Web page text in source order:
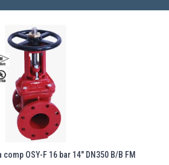
OSY-F 16 bar 14″ DN350 B/B FM